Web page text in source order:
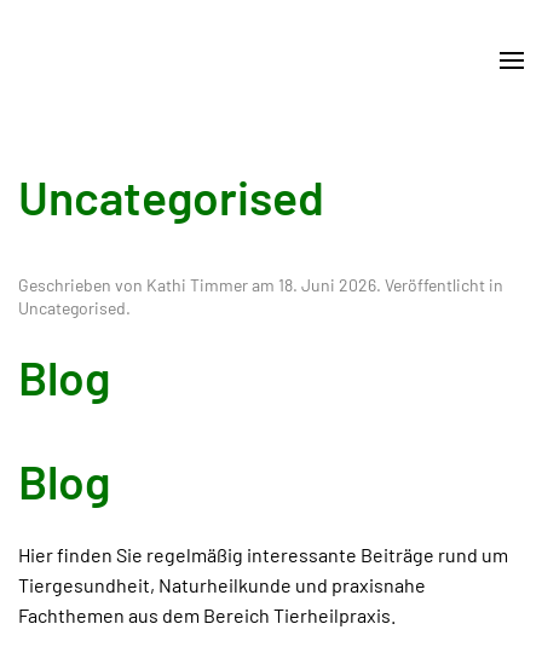
Uncategorised
Geschrieben von Kathi Timmer am 18. Juni 2026. Veröffentlicht in
Uncategorised.
Blog
Blog
Hier finden Sie regelmäßig interessante Beiträge rund um
Tiergesundheit, Naturheilkunde und praxisnahe
Fachthemen aus dem Bereich Tierheilpraxis.